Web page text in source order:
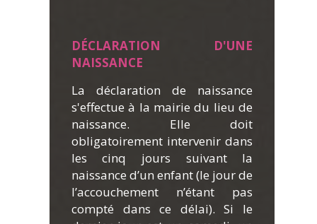
DÉCLARATION D'UNE
NAISSANCE
La déclaration de naissance
s'effectue à la mairie du lieu de
naissance. Elle doit
obligatoirement intervenir dans
les cinq jours suivant la
naissance d’un enfant (le jour de
l’accouchement n’étant pas
compté dans ce délai). Si le